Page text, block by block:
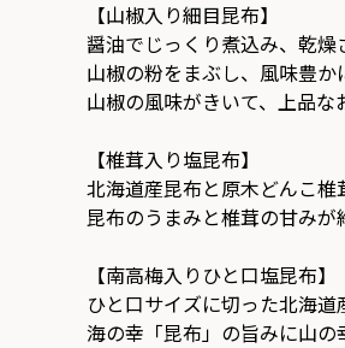
【山椒入り細目昆布】
醤油でじっくり煮込み、乾燥
山椒の粉をまぶし、風味豊か
山椒の風味がきいて、上品な
【椎茸入り塩昆布】
北海道産昆布と原木どんこ椎
昆布のうまみと椎茸の甘みが
【南高梅入りひと口塩昆布】
ひと口サイズに切った北海道
海の幸「昆布」の旨みに山の